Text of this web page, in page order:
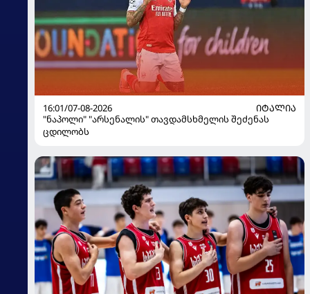
16:01/07-08-2026
ᲘᲢᲐᲚᲘᲐ
"ნაპოლი" "არსენალის" თავდამსხმელის შეძენას
ცდილობს